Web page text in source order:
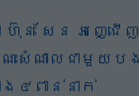
ហ៊ុន សែន អញ្ជ
ះសំណាលជាមួយ
៤ពាន់នាក់